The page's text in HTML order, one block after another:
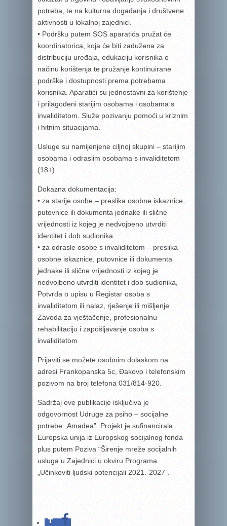
potreba, te na kulturna događanja i društvene
aktivnosti u lokalnoj zajednici.
• Podršku putem SOS aparatića pružat će
koordinatorica, koja će biti zadužena za
distribuciju uređaja, edukaciju korisnika o
načinu korištenja te pružanje kontinuirane
podrške i dostupnosti prema potrebama
korisnika. Aparatići su jednostavni za korištenje
i prilagođeni starijim osobama i osobama s
invaliditetom. Služe pozivanju pomoći u kriznim
i hitnim situacijama.
Usluge su namijenjene ciljnoj skupini – starijim
osobama i odraslim osobama s invaliditetom
(18+).
Dokazna dokumentacija:
• za starije osobe – preslika osobne iskaznice,
putovnice ili dokumenta jednake ili slične
vrijednosti iz kojeg je nedvojbeno utvrditi
identitet i dob sudionika
• za odrasle osobe s invaliditetom – preslika
osobne iskaznice, putovnice ili dokumenta
jednake ili slične vrijednosti iz kojeg je
nedvojbeno utvrditi identitet i dob sudionika,
Potvrda o upisu u Registar osoba s
invaliditetom ili nalaz, rješenje ili mišljenje
Zavoda za vještačenje, profesionalnu
rehabilitaciju i zapošljavanje osoba s
invaliditetom
Prijaviti se možete osobnim dolaskom na
adresi Frankopanska 5c, Đakovo i telefonskim
pozivom na broj telefona 031/814-920.
Sadržaj ove publikacije isključiva je
odgovornost Udruge za psiho – socijalne
potrebe „Amadea”. Projekt je sufinancirala
Europska unija iz Europskog socijalnog fonda
plus putem Poziva “Širenje mreže socijalnih
usluga u Zajednici u okviru Programa
„Učinkoviti ljudski potencijali 2021.-2027”.